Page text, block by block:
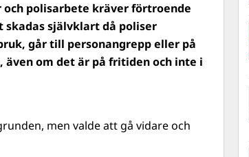
polisarbete kräver förtroende
självklart då poliser
går till personangrepp eller på
om det är på fritiden och inte i
men valde att gå vidare och